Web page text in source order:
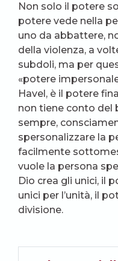
Non solo il potere
potere vede nella
uno da abbattere,
della violenza, a
subdoli, ma per
«potere
Havel, è il potere
non tiene conto del
sempre,
spersonalizzare la
facilmente
vuole la persona
Dio crea gli unici, il
unici per l’unità, il
divisione.